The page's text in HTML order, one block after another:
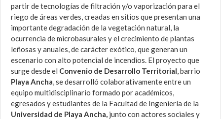
partir de tecnologías de filtración y/o vaporización para el
riego de áreas verdes, creadas en sitios que presentan una
importante degradación de la vegetación natural, la
ocurrencia de microbasurales y el crecimiento de plantas
leñosas y anuales, de carácter exótico, que generan un
escenario con alto potencial de incendios. El proyecto que
surge desde el Convenio de Desarrollo Territorial, barrio
Playa Ancha, se desarrolló colaborativamente entre un
equipo multidisciplinario formado por académicos,
egresados y estudiantes de la Facultad de Ingeniería de la
Universidad de Playa Ancha, junto con actores sociales y